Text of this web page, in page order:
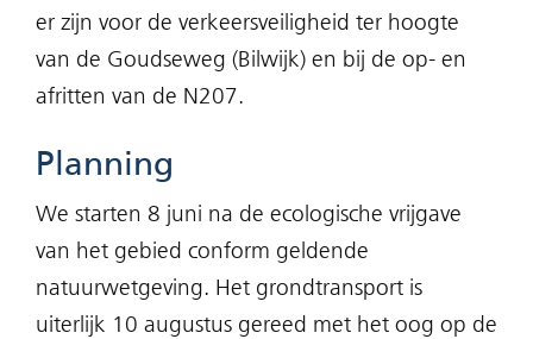
er zijn voor de verkeersveiligheid ter hoogte
van de Goudseweg (Bilwijk) en bij de op- en
afritten van de N207.
Planning
We starten 8 juni na de ecologische vrijgave
van het gebied conform geldende
natuurwetgeving. Het grondtransport is
uiterlijk 10 augustus gereed met het oog op de